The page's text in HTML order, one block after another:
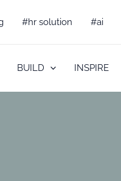
#hr solution #ai
BUILD INSPIRE